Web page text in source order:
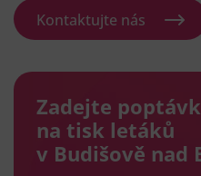
Kontaktujte nás
Zadejte
na tisk letáků
v Budišově nad